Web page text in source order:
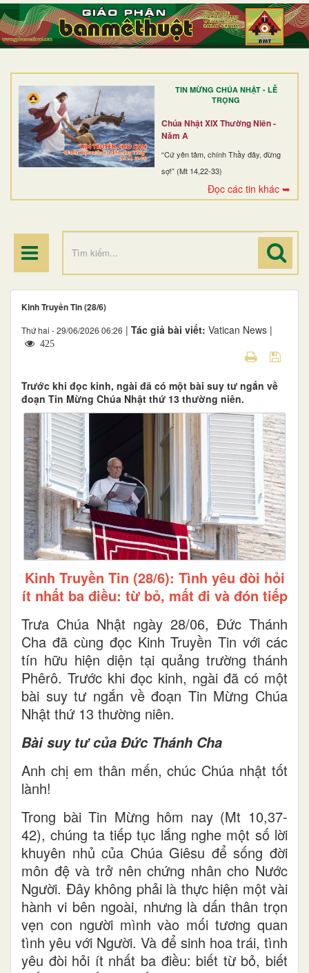
TIN MỪNG CHÚA NHẬT - LỄ
TRỌNG
Chúa Nhật XIX Thường Niên -
Năm A
“Cứ yên tâm, chính Thầy đây, đừng
sợ!” (Mt 14,22-33)
Đọc các tin khác ➥
TRANG NHẤT
GIỚI THIỆU
DÒNG TU
BAN MỤC VỤ
ĐOÀN THỂ CG
ĐIỂM HÀNH HƯƠNG
Kinh Truyền Tin (28/6)
Thứ hai - 29/06/2026 06:26 | Tác giả bài viết: Vatican News |
425
Trước khi đọc kinh, ngài đã có một bài suy tư ngắn về
đoạn Tin Mừng Chúa Nhật thứ 13 thường niên.
Kinh Truyền Tin (28/6): Tình yêu đòi hỏi
ít nhất ba điều: từ bỏ, mất đi và đón tiếp
Trưa Chúa Nhật ngày 28/06, Đức Thánh
Cha đã cùng đọc Kinh Truyền Tin với các
tín hữu hiện diện tại quảng trường thánh
Phêrô. Trước khi đọc kinh, ngài đã có một
bài suy tư ngắn về đoạn Tin Mừng Chúa
Nhật thứ 13 thường niên.
Bài suy tư của Đức Thánh Cha
Anh chị em thân mến, chúc Chúa nhật tốt
lành!
Trong bài Tin Mừng hôm nay (Mt 10,37-
42), chúng ta tiếp tục lắng nghe một số lời
khuyên nhủ của Chúa Giêsu để sống đời
môn đệ và trở nên chứng nhân cho Nước
Người. Đây không phải là thực hiện một vài
hành vi bên ngoài, nhưng là dấn thân trọn
vẹn con người mình vào mối tương quan
tình yêu với Người. Và để sinh hoa trái, tình
yêu đòi hỏi ít nhất ba điều: biết từ bỏ, biết